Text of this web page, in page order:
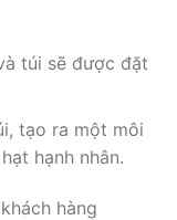
túi sẽ được đặt
tạo ra một môi
hạnh nhân.
hàng